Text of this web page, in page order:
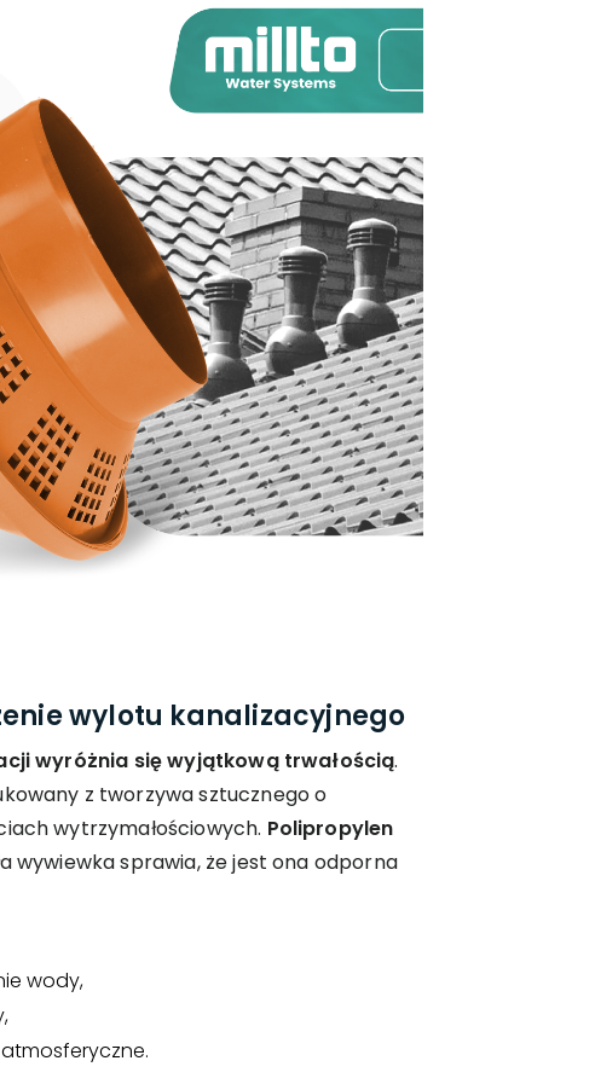
wylotu kanalizacyjnego
wyróżnia się wyjątkową trwałością.
z tworzywa sztucznego o
wytrzymałościowych. Polipropylen
wywiewka sprawia, że jest ona odporna
wody,